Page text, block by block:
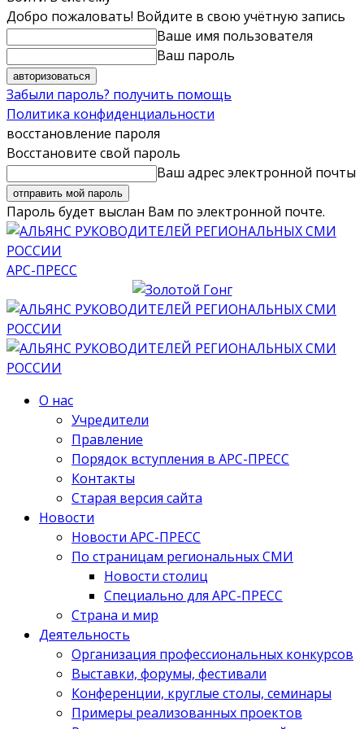
Добро пожаловать! Войдите в свою учётную запись
Ваше имя пользователя
Ваш пароль
Забыли пароль? получить помощь
Политика конфиденциальности
восстановление пароля
Восстановите свой пароль
Ваш адрес электронной почты
Пароль будет выслан Вам по электронной почте.
АРС-ПРЕСС
О нас
Учредители
Правление
Порядок вступления в АРС-ПРЕСС
Контакты
Старая версия сайта
Новости
Новости АРС-ПРЕСС
По страницам региональных СМИ
Новости столиц
Специально для АРС-ПРЕСС
Страна и мир
Деятельность
Организация профессиональных конкурсов
Выставки, форумы, фестивали
Конференции, круглые столы, семинары
Примеры реализованных проектов